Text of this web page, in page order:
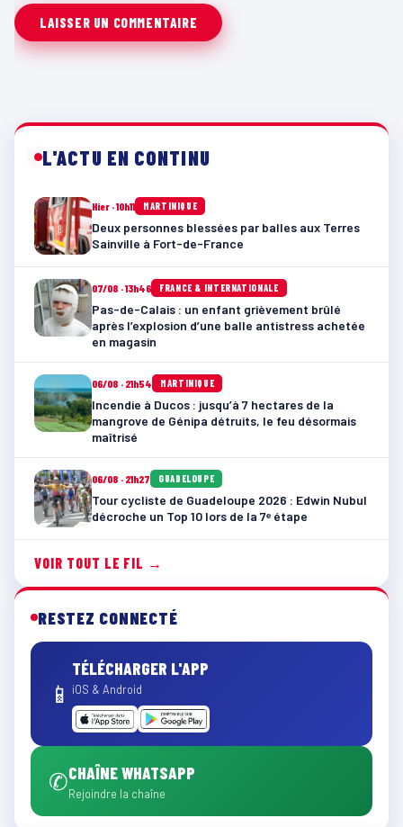
L'ACTU EN CONTINU
Hier · 10h11 MARTINIQUE
Deux personnes blessées par balles aux Terres
Sainville à Fort-de-France
07/08 · 13h46 FRANCE & INTERNATIONALE
Pas-de-Calais : un enfant grièvement brûlé
après l’explosion d’une balle antistress achetée
en magasin
06/08 · 21h54 MARTINIQUE
Incendie à Ducos : jusqu’à 7 hectares de la
mangrove de Génipa détruits, le feu désormais
maîtrisé
06/08 · 21h27 GUADELOUPE
Tour cycliste de Guadeloupe 2026 : Edwin Nubul
décroche un Top 10 lors de la 7ᵉ étape
VOIR TOUT LE FIL →
RESTEZ CONNECTÉ
📱
TÉLÉCHARGER L'APP
iOS & Android
✆CHAÎNE WHATSAPP
Rejoindre la chaîne